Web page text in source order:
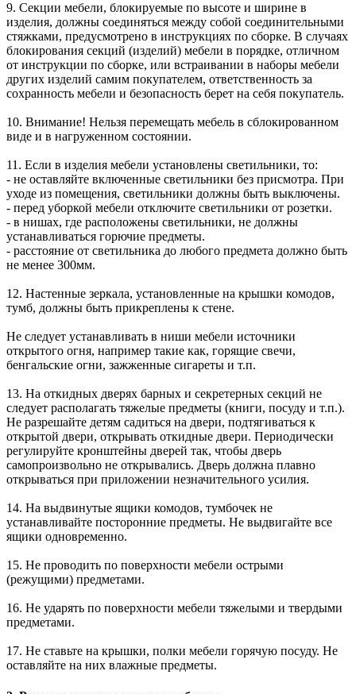
9. Секции мебели, блокируемые по высоте и ширине в
изделия, должны соединяться между собой соединительными
стяжками, предусмотрено в инструкциях по сборке. В случаях
блокирования секций (изделий) мебели в порядке, отличном
от инструкции по сборке, или встраивании в наборы мебели
других изделий самим покупателем, ответственность за
сохранность мебели и безопасность берет на себя покупатель.
10. Внимание! Нельзя перемещать мебель в сблокированном
виде и в нагруженном состоянии.
11. Если в изделия мебели установлены светильники, то:
- не оставляйте включенные светильники без присмотра. При
уходе из помещения, светильники должны быть выключены.
- перед уборкой мебели отключите светильники от розетки.
- в нишах, где расположены светильники, не должны
устанавливаться горючие предметы.
- расстояние от светильника до любого предмета должно быть
не менее 300мм.
12. Настенные зеркала, установленные на крышки комодов,
тумб, должны быть прикреплены к стене.
Не следует устанавливать в ниши мебели источники
открытого огня, например такие как, горящие свечи,
бенгальские огни, зажженные сигареты и т.п.
13. На откидных дверях барных и секретерных секций не
следует располагать тяжелые предметы (книги, посуду и т.п.).
Не разрешайте детям садиться на двери, подтягиваться к
открытой двери, открывать откидные двери. Периодически
регулируйте кронштейны дверей так, чтобы дверь
самопроизвольно не открывались. Дверь должна плавно
открываться при приложении незначительного усилия.
14. На выдвинутые ящики комодов, тумбочек не
устанавливайте посторонние предметы. Не выдвигайте все
ящики одновременно.
15. Не проводить по поверхности мебели острыми
(режущими) предметами.
16. Не ударять по поверхности мебели тяжелыми и твердыми
предметами.
17. Не ставьте на крышки, полки мебели горячую посуду. Не
оставляйте на них влажные предметы.